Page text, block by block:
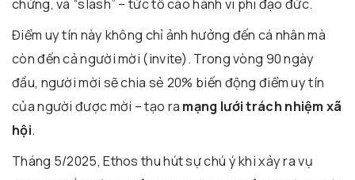
chứng, và “slash” – tức tố cáo hành vi phi đạo đức.
Điểm uy tín này không chỉ ảnh hưởng đến cá nhân mà
còn đến cả người mời (invite). Trong vòng 90 ngày
đầu, người mời sẽ chia sẻ 20% biến động điểm uy tín
của người được mời – tạo ra mạng lưới trách nhiệm xã
hội.
Tháng 5/2025, Ethos thu hút sự chú ý khi xảy ra vụ